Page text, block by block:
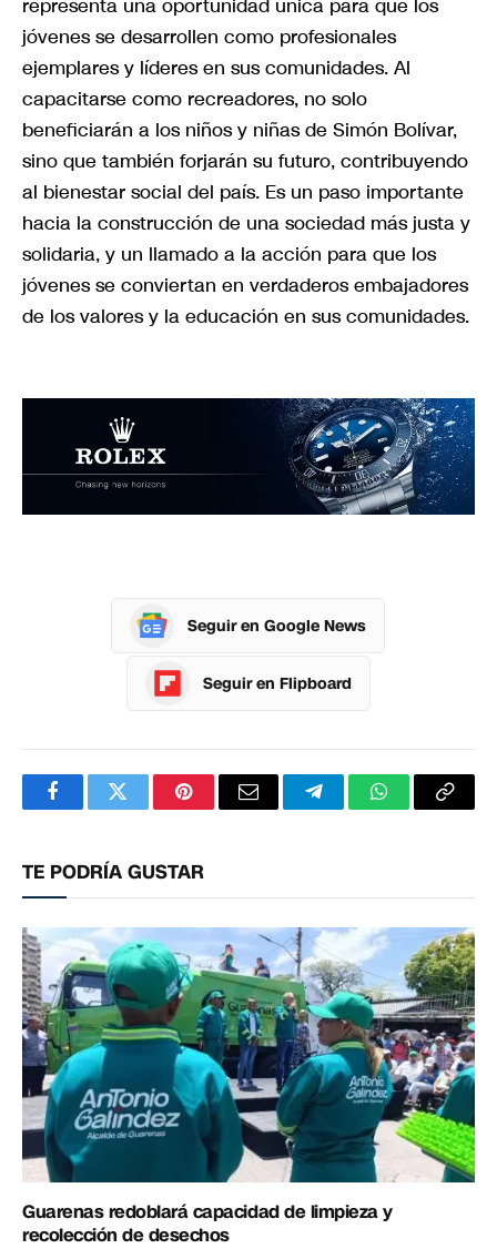
representa una oportunidad única para que los
jóvenes se desarrollen como profesionales
ejemplares y líderes en sus comunidades. Al
capacitarse como recreadores, no solo
beneficiarán a los niños y niñas de Simón Bolívar,
sino que también forjarán su futuro, contribuyendo
al bienestar social del país. Es un paso importante
hacia la construcción de una sociedad más justa y
solidaria, y un llamado a la acción para que los
jóvenes se conviertan en verdaderos embajadores
de los valores y la educación en sus comunidades.
Seguir en Google News
Seguir en Flipboard
FacebookTwitterPinterestCorreoTelegramWhatsApp
TE PODRÍA GUSTAR
Guarenas redoblará capacidad de limpieza y
recolección de desechos